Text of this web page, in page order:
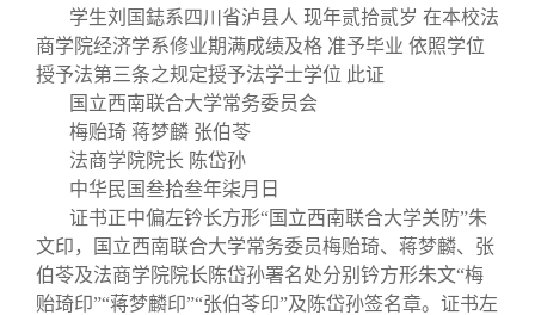
学生刘国鋕系四川省泸县人 现年贰拾贰岁 在本校法
商学院经济学系修业期满成绩及格 准予毕业 依照学位
授予法第三条之规定授予法学士学位 此证
国立西南联合大学常务委员会
梅贻琦 蒋梦麟 张伯苓
法商学院院长 陈岱孙
中华民国叁拾叁年柒月日
证书正中偏左钤长方形“国立西南联合大学关防”朱
文印，国立西南联合大学常务委员梅贻琦、蒋梦麟、张
伯苓及法商学院院长陈岱孙署名处分别钤方形朱文“梅
贻琦印”“蒋梦麟印”“张伯苓印”及陈岱孙签名章。证书左